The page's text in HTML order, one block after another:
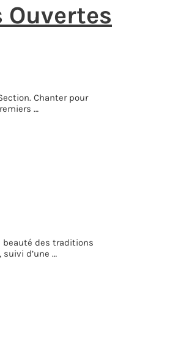
Chanter pour
…
beauté des traditions
d’une …